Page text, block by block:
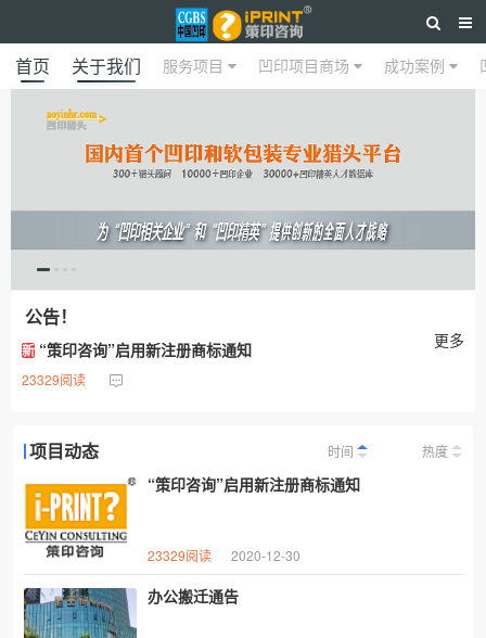
首页 关于我们 服务项目 凹印项目商场 成功案例
公告！
更多
新 “策印咨询”启用新注册商标通知
23329阅读
项目动态 时间 热度
“策印咨询”启用新注册商标通知
23329阅读 2020-12-30
办公搬迁通告